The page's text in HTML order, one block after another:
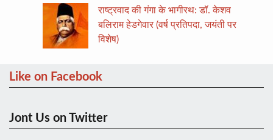
राष्ट्रवाद की गंगा के भागीरथ: डॉ. केशव
बलिराम हेडगेवार (वर्ष प्रतिपदा, जयंती पर
विशेष)
Like on Facebook
Jont Us on Twitter